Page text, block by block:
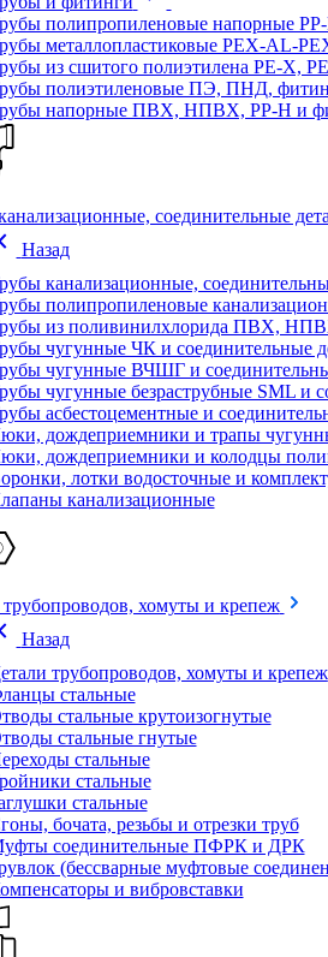
полипропиленовые напорные
металлопластиковые PEX-AL-
из сшитого полиэтилена PE-X,
полиэтиленовые ПЭ, ПНД,
напорные ПВХ, НПВХ, PP-H и
соединительные
Назад
канализационные,
полипропиленовые
из поливинилхлорида ПВХ,
чугунные ЧК и соединительные
чугунные ВЧШГ и
чугунные безраструбные SML и
асбестоцементные и
дождеприемники и трапы
дождеприемники и колодцы
лотки водосточные и
канализационные
трубопроводов, хомуты и крепеж
Назад
трубопроводов, хомуты и крепеж
стальные
стальные крутоизогнутые
стальные гнутые
стальные
стальные
стальные
бочата, резьбы и отрезки труб
соединительные ПФРК и ДРК
(бессварные муфтовые
и вибровставки